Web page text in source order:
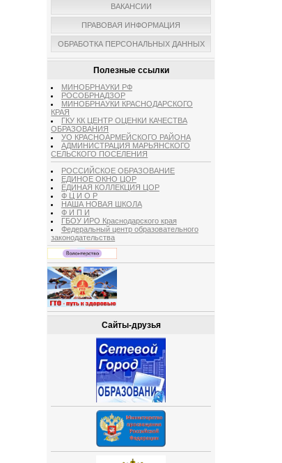
ВАКАНСИИ
ПРАВОВАЯ ИНФОРМАЦИЯ
ОБРАБОТКА ПЕРСОНАЛЬНЫХ ДАННЫХ
Полезные ссылки
МИНОБРНАУКИ РФ
РОСОБРНАДЗОР
МИНОБРНАУКИ КРАСНОДАРСКОГО
КРАЯ
ГКУ КК ЦЕНТР ОЦЕНКИ КАЧЕСТВА
ОБРАЗОВАНИЯ
УО КРАСНОАРМЕЙСКОГО РАЙОНА
АДМИНИСТРАЦИЯ МАРЬЯНСКОГО
СЕЛЬСКОГО ПОСЕЛЕНИЯ
РОССИЙСКОЕ ОБРАЗОВАНИЕ
ЕДИНОЕ ОКНО ЦОР
ЕДИНАЯ КОЛЛЕКЦИЯ ЦОР
Ф Ц И О Р
НАША НОВАЯ ШКОЛА
Ф И П И
ГБОУ ИРО Краснодарского края
Федеральный центр образовательного
законодательства
Сайты-друзья